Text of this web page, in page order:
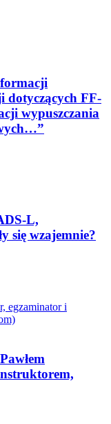
dotyczących FF-
wypuszczania
L,
się wzajemnie?